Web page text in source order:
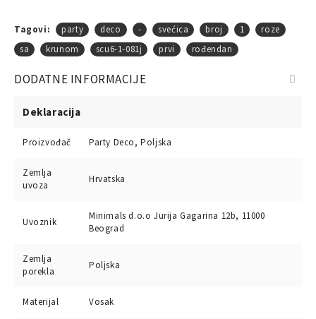
Tagovi: party deco - svećica broj 1
roze
sa
krunom scu6-1-081j prvi rođendan
DODATNE INFORMACIJE
Deklaracija
Proizvođač Party Deco, Poljska
Zemlja
uvoza
Hrvatska
Uvoznik
Minimals d.o.o Jurija Gagarina 12b, 11000
Beograd
Zemlja
porekla
Poljska
Materijal Vosak